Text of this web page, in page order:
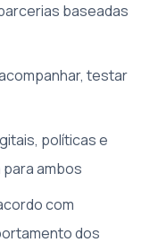
baseadas
testar
políticas e
ambos
com
dos